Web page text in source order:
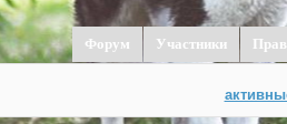
Форум Участники